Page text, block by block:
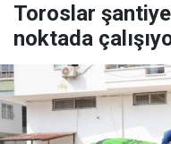
Toroslar
noktada